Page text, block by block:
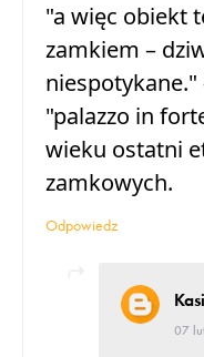
"a więc obiekt
zamkiem –
niespotykane."
"palazzo in
wieku ostatni
zamkowych.
Odpowiedz
07